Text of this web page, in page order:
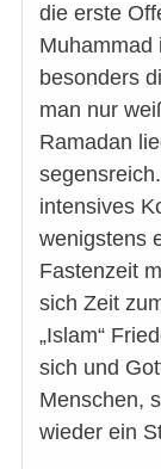
die erste
Muhammad
besonders
man nur
Ramadan
intensives
wenigstens
Fastenzeit
sich Zeit
„Islam“
sich und
Menschen,
wieder ein